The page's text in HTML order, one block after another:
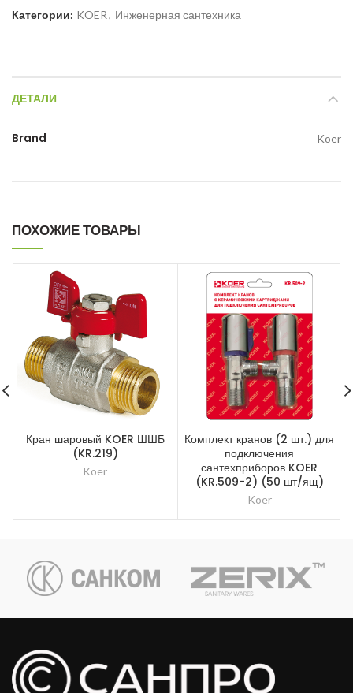
Категории: KOER, Инженерная сантехника
ДЕТАЛИ
Brand Koer
ПОХОЖИЕ ТОВАРЫ
Кран шаровый KOER ШШБ
(KR.219)
Koer
Комплект кранов (2 шт.) для
подключения
сантехприборов KOER
(KR.509-2) (50 шт/ящ)
Koer